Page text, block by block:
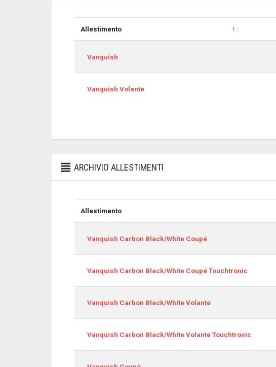
Allestimento
Vanquish
Vanquish Volante
ARCHIVIO ALLESTIMENTI
Allestimento
Vanquish Carbon Black/White Coupé
Vanquish Carbon Black/White Coupé Touchtronic
Vanquish Carbon Black/White Volante
Vanquish Carbon Black/White Volante Touchtronic